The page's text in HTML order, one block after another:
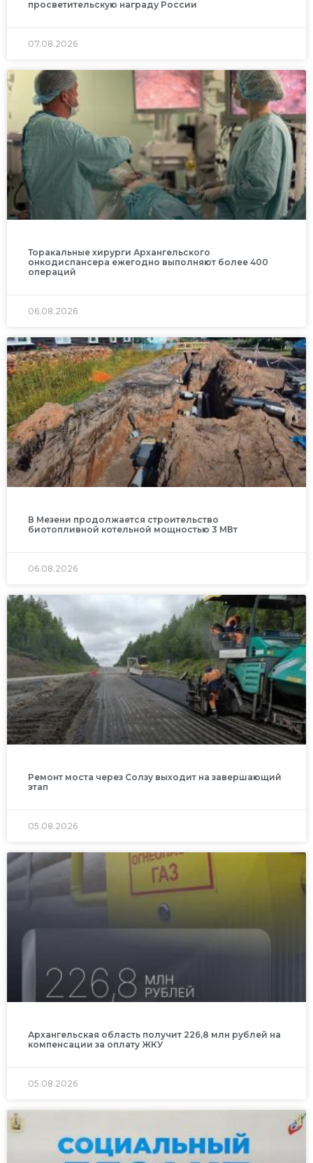
просветительскую награду России
07.08.2026
Торакальные хирурги Архангельского
онкодиспансера ежегодно выполняют более 400
операций
06.08.2026
В Мезени продолжается строительство
биотопливной котельной мощностью 3 МВт
06.08.2026
Ремонт моста через Солзу выходит на завершающий
этап
05.08.2026
Архангельская область получит 226,8 млн рублей на
компенсации за оплату ЖКУ
05.08.2026